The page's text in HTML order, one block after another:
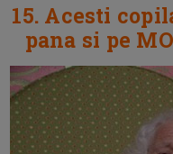
15. Acesti
pana si pe